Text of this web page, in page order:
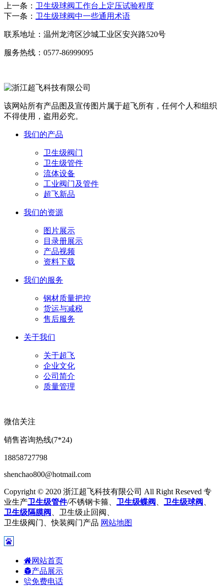
上一条： 卫生级球阀工作台上定压试验程度
下一条： 卫生级球阀中一些通用术语
联系地址： 温州龙湾区沙城工业区安兴路520号
服务热线： 0577-86999095
该网站所有产品图及宣传图片属于超飞所有，任何个人和组织
不得使用，盗用必究。
我们的产品
卫生级阀门
卫生级管件
流体设备
工业阀门及管件
超飞新品
我们的资源
图片展示
目录册展示
产品视频
资料下载
我们的服务
钢材质量把控
货运与减税
售后服务
关于我们
关于超飞
企业文化
公司简介
质量管理
微信关注
销售咨询热线(7*24)
18858727798
shenchao800@hotmail.com
Copyright © 2020 浙江超飞科技有限公司 All Right Reseved 专
业生产卫生级管件/不锈钢卡箍、 卫生级蝶阀 、 卫生级球阀 、
卫生级隔膜阀 、卫生级止回阀、
卫生级阀门、快装阀门产品 网站地图
网站首页
产品展示
免费电话